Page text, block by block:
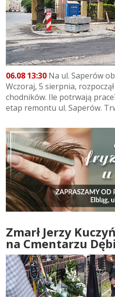
06.08 13:30 Na ul. Saperów
Wczoraj, 5 sierpnia,
chodników. Ile potrwają
etap remontu ul. Saperów.
Zmarł Jerzy
na Cmentarzu